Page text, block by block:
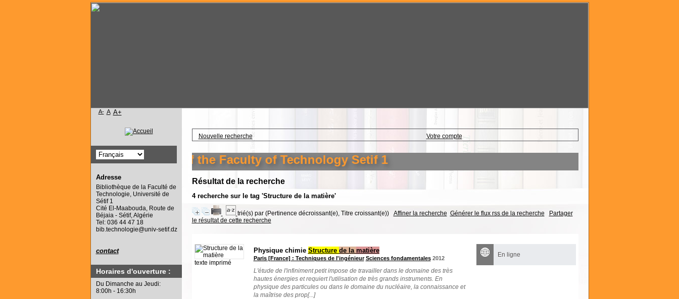
Nouvelle recherche Votre compte
Welcome to the library of the Faculty of Technology Setif 1
Résultat de la recherche
4recherche sur le tag 'Structure de la matière'
trié(s) par (Pertinence décroissant(e), Titre croissant(e)) Affiner la recherche Générer le flux rss de la recherche
Partager
le résultat de cette recherche
texte imprimé
Physique chimie Structure de la matière
Paris [France] : Techniques de l'ingénieur Sciences fondamentales 2012
L'étude de l'infiniment petit impose de travailler dans le domaine des très
hautes énergies et requiert l'utilisation de très grands instruments. En
physique des particules ou dans le domaine du nucléaire, la connaissance et
la maîtrise des prop[...]
En ligne
Accueil
A- A A+
Adresse
Bibliothèque de la Faculté de
Technologie, Université de
Sétif 1
Cité El-Maabouda, Route de
Béjaia - Sétif, Algérie
Tel: 036 44 47 18
bib.technologie@univ-setif.dz
contact
Horaires d'ouverture :
Du Dimanche au Jeudi:
8:00h - 16:30h